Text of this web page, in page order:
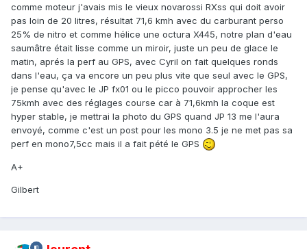
comme moteur j'avais mis le vieux novarossi RXss qui doit avoir
pas loin de 20 litres, résultat 71,6 kmh avec du carburant perso
25% de nitro et comme hélice une octura X445, notre plan d'eau
saumâtre était lisse comme un miroir, juste un peu de glace le
matin, aprés la perf au GPS, avec Cyril on fait quelques ronds
dans l'eau, ça va encore un peu plus vite que seul avec le GPS,
je pense qu'avec le JP fx01 ou le picco pouvoir approcher les
75kmh avec des réglages course car à 71,6kmh la coque est
hyper stable, je mettrai la photo du GPS quand JP 13 me l'aura
envoyé, comme c'est un post pour les mono 3.5 je ne met pas sa
perf en mono7,5cc mais il a fait pété le GPS
A+
Gilbert